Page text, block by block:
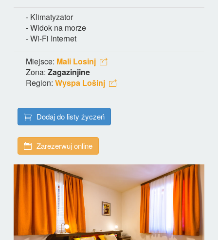
- Klimatyzator
- Widok na morze
- Wi-Fi Internet
Miejsce: Mali Losinj
Zona: Zagazinjine
Region: Wyspa Lošinj
Dodaj do listy życzeń
Zarezerwuj online